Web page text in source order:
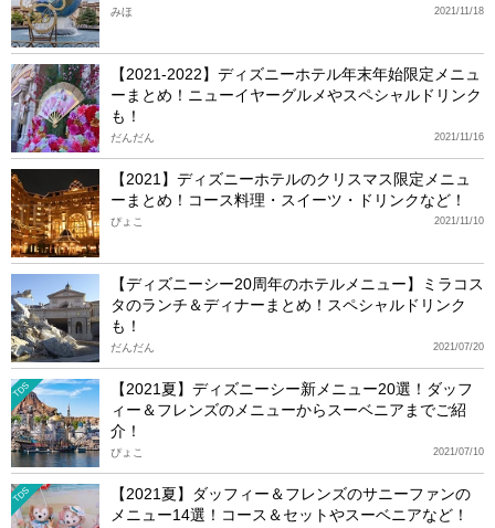
2021/11/18
みほ
【2021-2022】ディズニーホテル年末年始限定メニュ
ーまとめ！ニューイヤーグルメやスペシャルドリンク
も！
2021/11/16
だんだん
【2021】ディズニーホテルのクリスマス限定メニュ
ーまとめ！コース料理・スイーツ・ドリンクなど！
2021/11/10
ぴょこ
【ディズニーシー20周年のホテルメニュー】ミラコス
タのランチ＆ディナーまとめ！スペシャルドリンク
も！
2021/07/20
だんだん
TDS
【2021夏】ディズニーシー新メニュー20選！ダッフ
ィー＆フレンズのメニューからスーベニアまでご紹
介！
2021/07/10
ぴょこ
TDS
【2021夏】ダッフィー＆フレンズのサニーファンの
メニュー14選！コース＆セットやスーベニアなど！